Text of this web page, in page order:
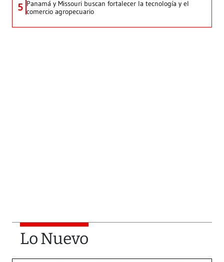
5 Panamá y Missouri buscan fortalecer la tecnología y el
comercio agropecuario
Lo Nuevo